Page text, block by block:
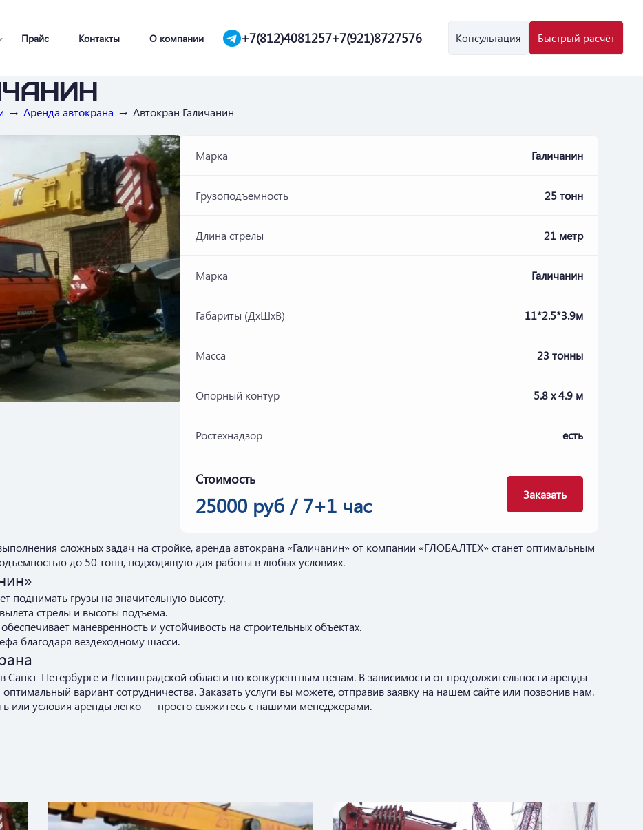
Прайс Контакты О компании +7(812)4081257+7(921)8727576 Консультация Быстрый расчёт
Аренда автокрана Автокран Галичанин
Марка Галичанин
Грузоподъемность 25 тонн
Длина стрелы 21 метр
Марка Галичанин
Габариты (ДхШхВ) 11*2.5*3.9м
Масса 23 тонны
Опорный контур 5.8 х 4.9 м
Ростехнадзор есть
Стоимость
25000 руб / 7+1 час Заказать
сложных задач на стройке, аренда автокрана «Галичанин» от компании «ГЛОБАЛТЕХ» станет оптимальным
до 50 тонн, подходящую для работы в любых условиях.
поднимать грузы на значительную высоту.
стрелы и высоты подъема.
маневренность и устойчивость на строительных объектах.
благодаря вездеходному шасси.
Санкт-Петербурге и Ленинградской области по конкурентным ценам. В зависимости от продолжительности аренды
вариант сотрудничества.Заказать услуги вы можете, отправив заявку на нашем сайте или позвонив нам.
или условия аренды легко — просто свяжитесь с нашими менеджерами.